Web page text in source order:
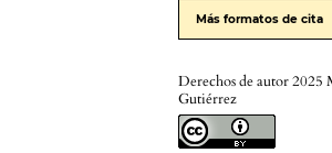
Más formatos de cita
Derechos de autor
Gutiérrez